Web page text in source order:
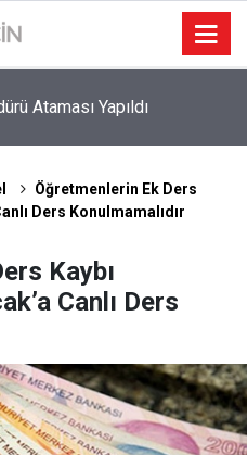
Ataması Yapıldı
Öğretmenlerin Ek Ders
Ders Konulmamalıdır
Kaybı
Canlı Ders